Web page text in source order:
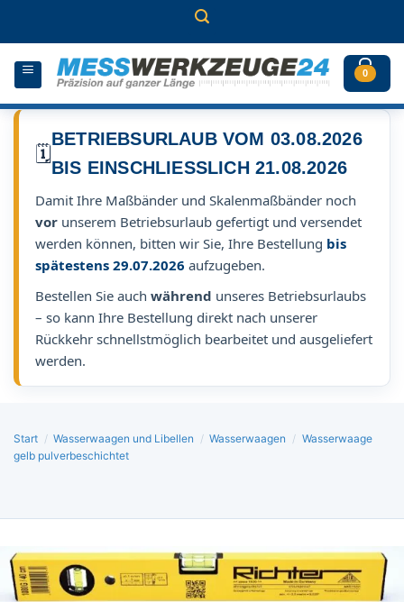
0
🗓️
BETRIEBSURLAUB VOM 03.08.2026
BIS EINSCHLIESSLICH 21.08.2026
Damit Ihre Maßbänder und Skalenmaßbänder noch
vor unserem Betriebsurlaub gefertigt und versendet
werden können, bitten wir Sie, Ihre Bestellung bis
spätestens 29.07.2026 aufzugeben.
Bestellen Sie auch während unseres Betriebsurlaubs
– so kann Ihre Bestellung direkt nach unserer
Rückkehr schnellstmöglich bearbeitet und ausgeliefert
werden.
Start / Wasserwaagen und Libellen / Wasserwaagen / Wasserwaage
gelb pulverbeschichtet